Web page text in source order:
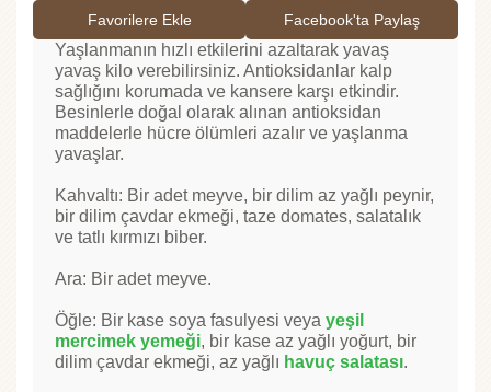
Favorilere Ekle Facebook'ta Paylaş
Yaşlanmanın hızlı etkilerini azaltarak yavaş
yavaş kilo verebilirsiniz. Antioksidanlar kalp
sağlığını korumada ve kansere karşı etkindir.
Besinlerle doğal olarak alınan antioksidan
maddelerle hücre ölümleri azalır ve yaşlanma
yavaşlar.
Kahvaltı: Bir adet meyve, bir dilim az yağlı peynir,
bir dilim çavdar ekmeği, taze domates, salatalık
ve tatlı kırmızı biber.
Ara: Bir adet meyve.
Öğle: Bir kase soya fasulyesi veya yeşil
mercimek yemeği, bir kase az yağlı yoğurt, bir
dilim çavdar ekmeği, az yağlı havuç salatası.